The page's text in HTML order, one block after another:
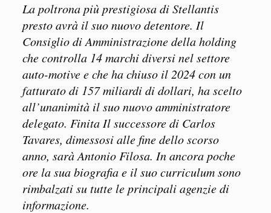
La poltrona più prestigiosa di Stellantis
presto avrà il suo nuovo detentore. Il
Consiglio di Amministrazione della holding
che controlla 14 marchi diversi nel settore
auto-motive e che ha chiuso il 2024 con un
fatturato di 157 miliardi di dollari, ha scelto
all’unanimità il suo nuovo amministratore
delegato. Finita Il successore di Carlos
Tavares, dimessosi alle fine dello scorso
anno, sarà Antonio Filosa. In ancora poche
ore la sua biografia e il suo curriculum sono
rimbalzati su tutte le principali agenzie di
informazione.